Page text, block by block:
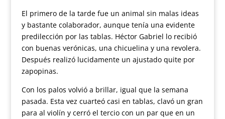
El primero de la tarde fue un animal sin malas ideas
y bastante colaborador, aunque tenía una evidente
predilección por las tablas. Héctor Gabriel lo recibió
con buenas verónicas, una chicuelina y una revolera.
Después realizó lucidamente un ajustado quite por
zapopinas.
Con los palos volvió a brillar, igual que la semana
pasada. Esta vez cuarteó casi en tablas, clavó un gran
para al violín y cerró el tercio con un par que en un